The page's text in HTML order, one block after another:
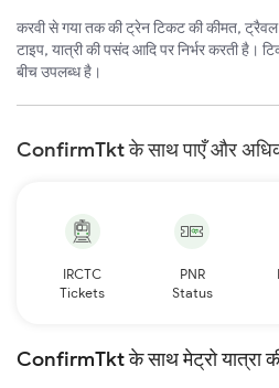
करवी से गया तक की ट्रेन टिकट की कीमत,
टाइप, यात्री की पसंद आदि पर निर्भर करती
बीच उपलब्ध है।
ConfirmTkt के साथ पाएँ और
IRCTC
Tickets
PNR
Status
ConfirmTkt के साथ मेट्रो यात्रा